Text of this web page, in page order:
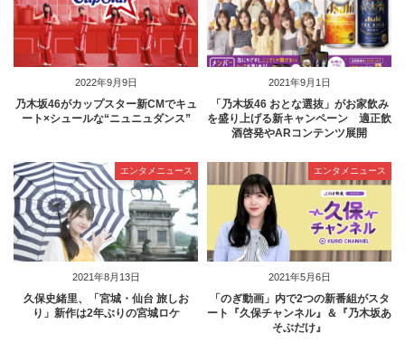
2022年9月9日
乃木坂46がカップスター新CMでキュ
ート×シュールな“ニュニュダンス”
2021年9月1日
「乃木坂46 おとな選抜」がお家飲み
を盛り上げる新キャンペーン 適正飲
酒啓発やARコンテンツ展開
2021年8月13日
エンタメニュース
久保史緒里、「宮城・仙台 旅しお
り」新作は2年ぶりの宮城ロケ
2021年5月6日
エンタメニュース
「のぎ動画」内で2つの新番組がスタ
ート『久保チャンネル』＆『乃木坂あ
そぶだけ』